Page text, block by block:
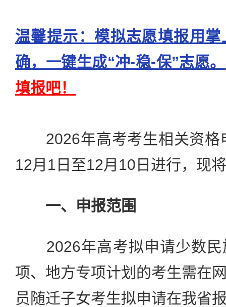
温馨提示：模拟志愿填报用
确，一键生成“冲-稳-保”志愿。
填报吧！
2026年高考考生相关资格
12月1日至12月10日进行，现
一、申报范围
2026年高考拟申请少数民
项、地方专项计划的考生需在
员随迁子女考生拟申请在我省